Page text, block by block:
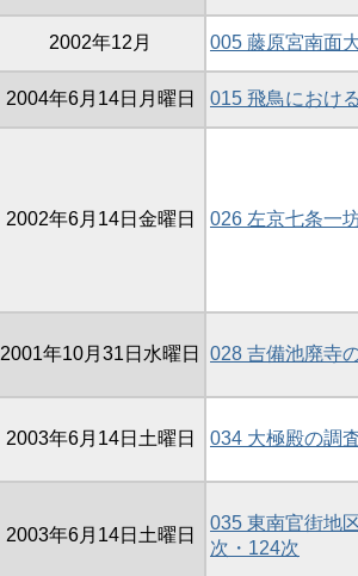
2002年12月 005 藤原宮南面
2004年6月14日月曜日 015 飛鳥におけ
2002年6月14日金曜日 026 左京七条一
2001年10月31日水曜日 028 吉備池廃寺
2003年6月14日土曜日 034 大極殿の調
2003年6月14日土曜日
035 東南官街地
次・124次